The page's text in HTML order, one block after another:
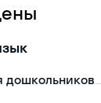
дошкольников